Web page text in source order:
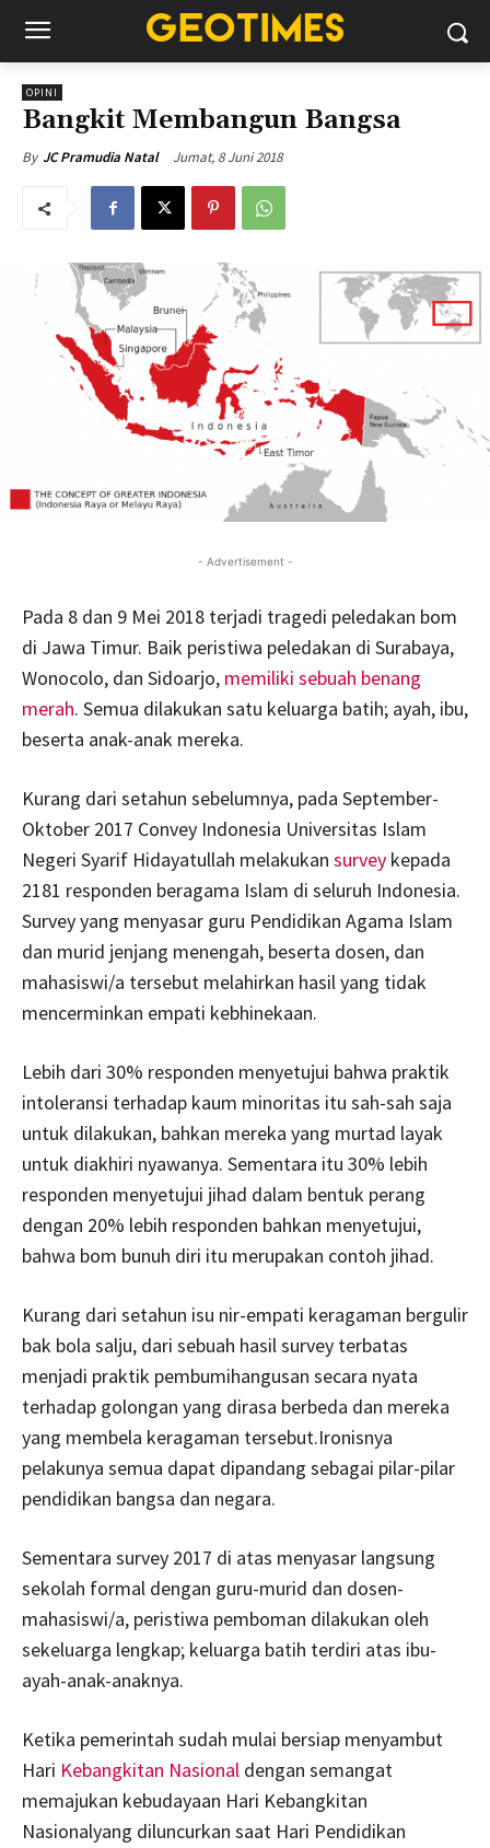
OPINI
Bangkit Membangun Bangsa
By JC Pramudia Natal Jumat, 8 Juni 2018
- Advertisement -
Pada 8 dan 9 Mei 2018 terjadi tragedi peledakan bom
di Jawa Timur. Baik peristiwa peledakan di Surabaya,
Wonocolo, dan Sidoarjo, memiliki sebuah benang
merah. Semua dilakukan satu keluarga batih; ayah, ibu,
beserta anak-anak mereka.
Kurang dari setahun sebelumnya, pada September-
Oktober 2017 Convey Indonesia Universitas Islam
Negeri Syarif Hidayatullah melakukan survey kepada
2181 responden beragama Islam di seluruh Indonesia.
Survey yang menyasar guru Pendidikan Agama Islam
dan murid jenjang menengah, beserta dosen, dan
mahasiswi/a tersebut melahirkan hasil yang tidak
mencerminkan empati kebhinekaan.
Lebih dari 30% responden menyetujui bahwa praktik
intoleransi terhadap kaum minoritas itu sah-sah saja
untuk dilakukan, bahkan mereka yang murtad layak
untuk diakhiri nyawanya. Sementara itu 30% lebih
responden menyetujui jihad dalam bentuk perang
dengan 20% lebih responden bahkan menyetujui,
bahwa bom bunuh diri itu merupakan contoh jihad.
Kurang dari setahun isu nir-empati keragaman bergulir
bak bola salju, dari sebuah hasil survey terbatas
menjadi praktik pembumihangusan secara nyata
terhadap golongan yang dirasa berbeda dan mereka
yang membela keragaman tersebut.Ironisnya
pelakunya semua dapat dipandang sebagai pilar-pilar
pendidikan bangsa dan negara.
Sementara survey 2017 di atas menyasar langsung
sekolah formal dengan guru-murid dan dosen-
mahasiswi/a, peristiwa pemboman dilakukan oleh
sekeluarga lengkap; keluarga batih terdiri atas ibu-
ayah-anak-anaknya.
Ketika pemerintah sudah mulai bersiap menyambut
Hari Kebangkitan Nasional dengan semangat
memajukan kebudayaan Hari Kebangkitan
Nasionalyang diluncurkan saat Hari Pendidikan